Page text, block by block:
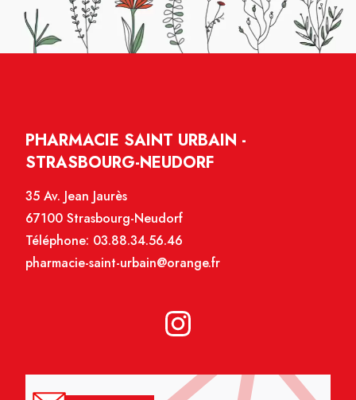
PHARMACIE SAINT URBAIN -
STRASBOURG-NEUDORF
35 Av. Jean Jaurès
67100 Strasbourg-Neudorf
Téléphone: 03.88.34.56.46
pharmacie-saint-urbain@orange.fr